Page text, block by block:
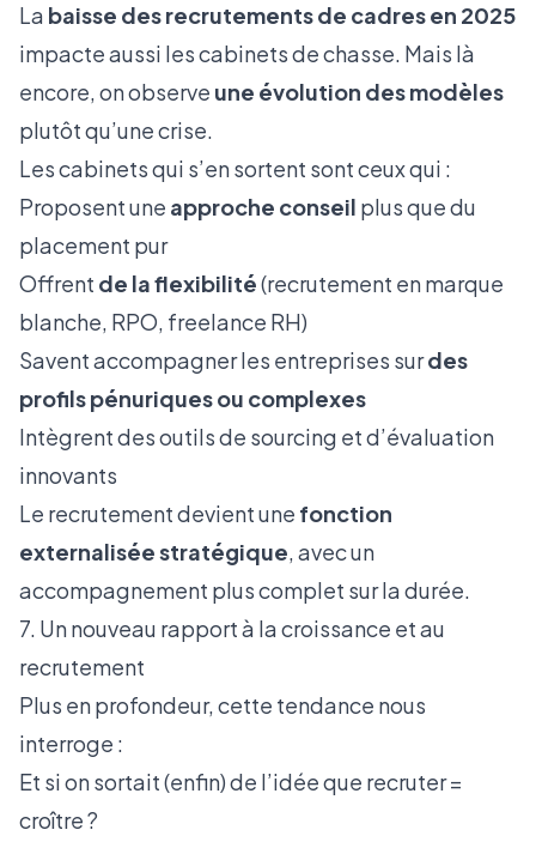
La baisse des recrutements de cadres en 2025
impacte aussi les cabinets de chasse. Mais là
encore, on observe une évolution des modèles
plutôt qu’une crise.
Les cabinets qui s’en sortent sont ceux qui :
Proposent une approche conseil plus que du
placement pur
Offrent de la flexibilité(recrutement en marque
blanche, RPO, freelance RH)
Savent accompagner les entreprises surdes
profils pénuriques ou complexes
Intègrent des outils de sourcing et d’évaluation
innovants
Le recrutement devient une fonction
externalisée stratégique, avec un
accompagnement plus complet sur la durée.
7. Un nouveau rapport à la croissance et au
recrutement
Plus en profondeur, cette tendance nous
interroge :
Et si on sortait (enfin) de l’idée que recruter =
croître ?